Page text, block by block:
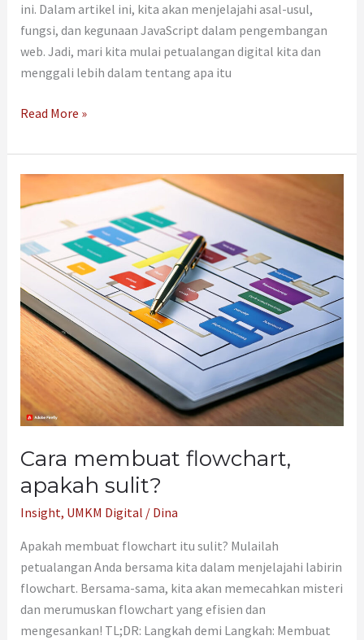
ini. Dalam artikel ini, kita akan menjelajahi asal-usul,
fungsi, dan kegunaan JavaScript dalam pengembangan
web. Jadi, mari kita mulai petualangan digital kita dan
menggali lebih dalam tentang apa itu
Read More »
Cara membuat flowchart,
apakah sulit?
Insight, UMKM Digital / Dina
Apakah membuat flowchart itu sulit? Mulailah
petualangan Anda bersama kita dalam menjelajahi labirin
flowchart. Bersama-sama, kita akan memecahkan misteri
dan merumuskan flowchart yang efisien dan
mengesankan! TL;DR: Langkah demi Langkah: Membuat
membuat
flowchart,
apakah
sulit?